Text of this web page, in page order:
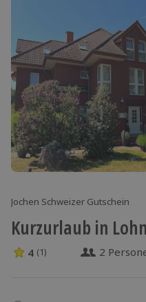
Jochen Schweizer Gutschein
Kurzurlaub in
4 Sterne von 5 aus 1
4 (1) 2